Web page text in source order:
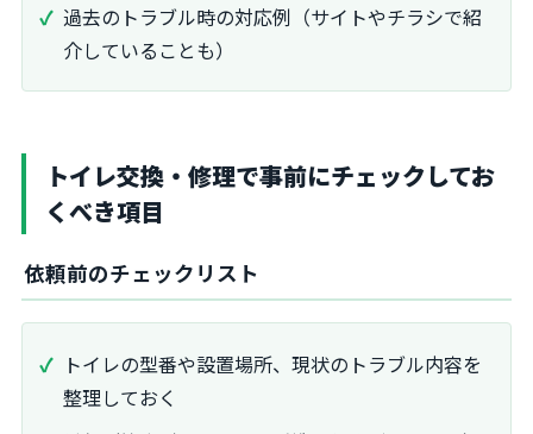
過去のトラブル時の対応例（サイトやチラシで紹
介していることも）
トイレ交換・修理で事前にチェックしてお
くべき項目
依頼前のチェックリスト
トイレの型番や設置場所、現状のトラブル内容を
整理しておく